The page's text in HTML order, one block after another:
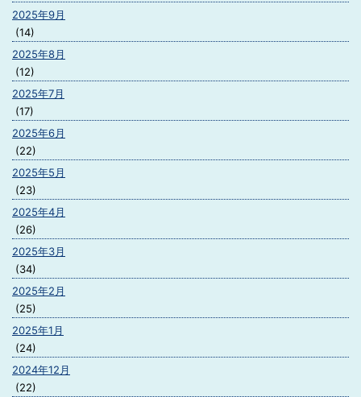
2025年9月
(14)
2025年8月
(12)
2025年7月
(17)
2025年6月
(22)
2025年5月
(23)
2025年4月
(26)
2025年3月
(34)
2025年2月
(25)
2025年1月
(24)
2024年12月
(22)